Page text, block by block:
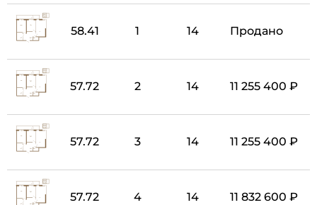
58.41 1 14 Продано
57.72 2 14 11 255 400 ₽
57.72 3 14 11 255 400 ₽
57.72 4 14 11 832 600 ₽